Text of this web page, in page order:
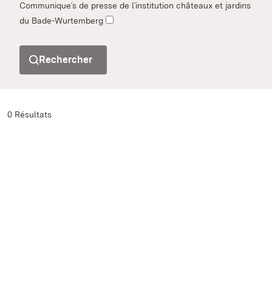
Communique´s de presse de l`institution châteaux et jardins
du Bade-Wurtemberg
Rechercher
0 Résultats